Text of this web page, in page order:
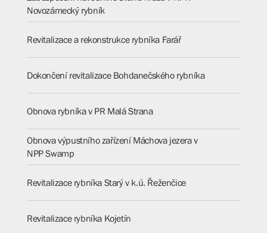
Novozámecký rybník
Revitalizace a rekonstrukce rybníka Farář
Dokončení revitalizace Bohdanečského rybníka
Obnova rybníka v PR Malá Strana
Obnova výpustního zařízení Máchova jezera v
NPP Swamp
Revitalizace rybníka Starý v k.ú. Řeženčice
Revitalizace rybníka Kojetín